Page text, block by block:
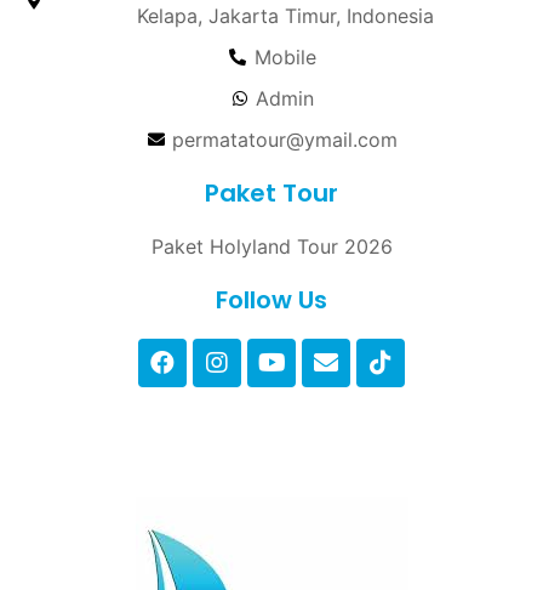
Kelapa, Jakarta Timur, Indonesia
Mobile
Admin
permatatour@ymail.com
Paket Tour
Paket Holyland Tour 2026
Follow Us